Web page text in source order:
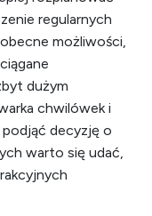
regularnych
możliwości,
dużym
chwilówek i
decyzję o
warto się udać,